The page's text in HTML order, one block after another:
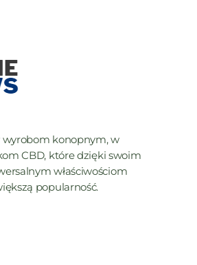
wyrobom konopnym, w
CBD, które dzięki swoim
właściwościom
popularność.